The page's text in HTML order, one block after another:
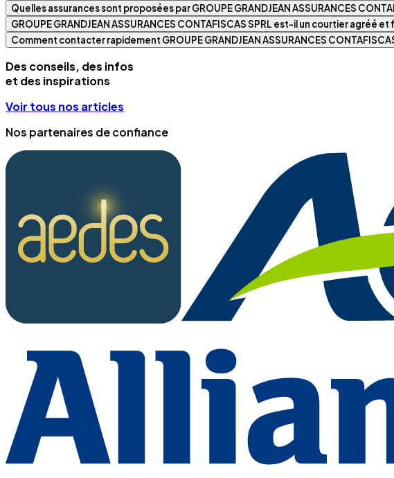
Quelles assurances sont proposées par GROUPE GRANDJEAN ASSURANCES
GROUPE GRANDJEAN ASSURANCES CONTAFISCAS SPRL est-il un courtier agréé et
Comment contacter rapidement GROUPE GRANDJEAN ASSURANCES
Des conseils, des infos
et des inspirations
Voir tous nos articles
Nos partenaires de confiance